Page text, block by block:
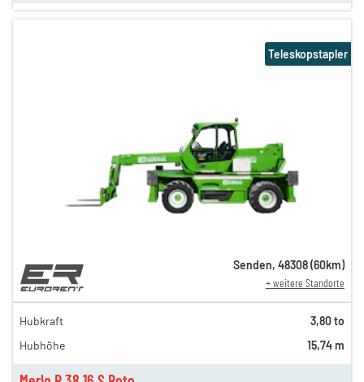
279,00 €
249,00 €
229,00 €
209,00 €
Teleskopstapler
Senden, 48308(60km)
+ weitere Standorte
Hubkraft
3,80 to
Hubhöhe
15,74 m